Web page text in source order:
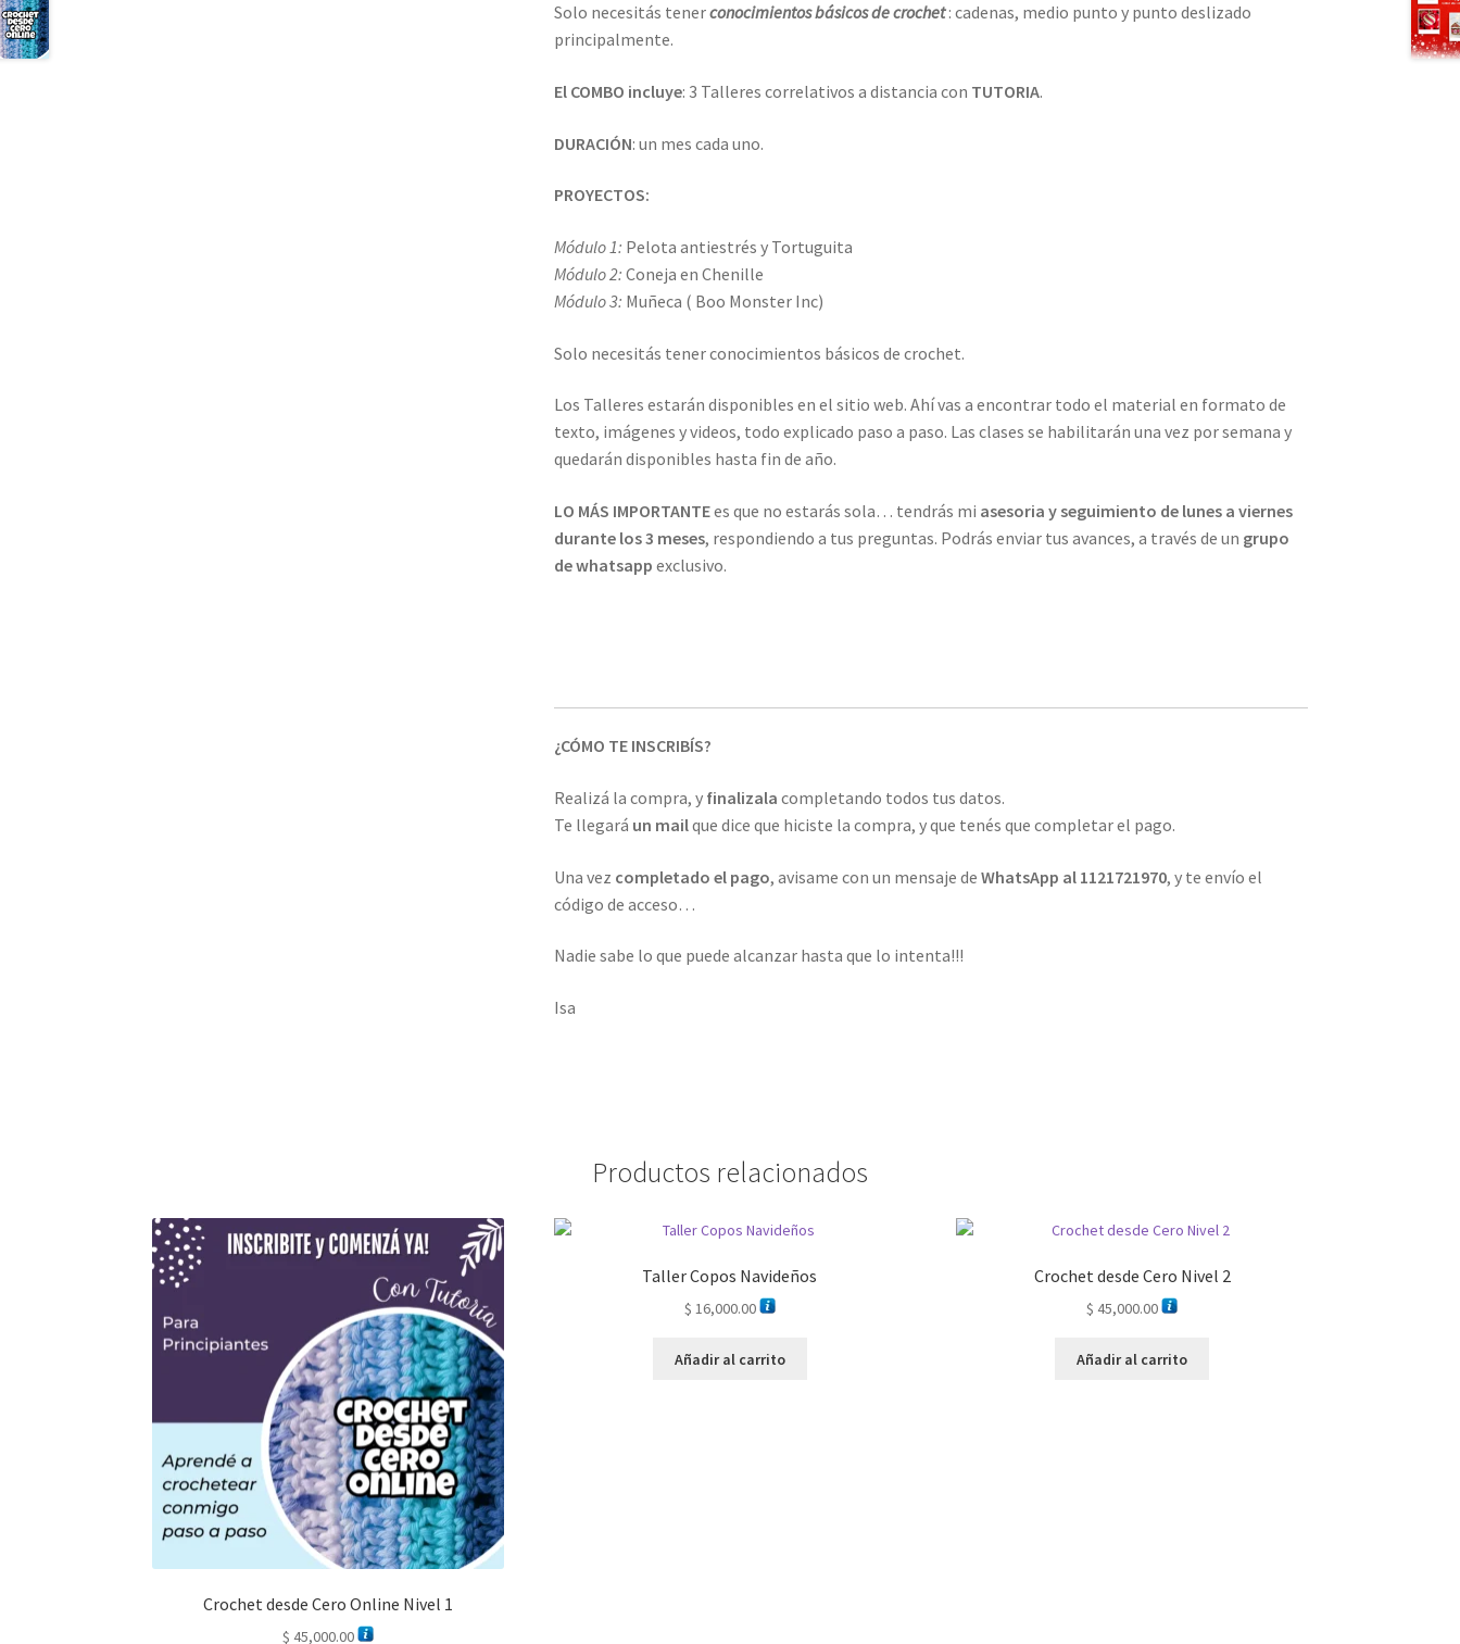
Solo necesitás tenerconocimientos básicos de crochet: cadenas, medio punto y punto deslizado
principalmente.
El COMBO incluye: 3 Talleres correlativos a distancia con TUTORIA.
DURACIÓN: un mes cada uno.
PROYECTOS:
Módulo 1: Pelota antiestrés y Tortuguita
Módulo 2: Coneja en Chenille
Módulo 3: Muñeca ( Boo Monster Inc)
Solo necesitás tener conocimientos básicos de crochet.
Los Talleres estarán disponibles en el sitio web. Ahí vas a encontrar todo el material en formato de
texto, imágenes y videos, todo explicado paso a paso. Las clases se habilitarán una vez por semana y
quedarán disponibles hasta fin de año.
LO MÁS IMPORTANTEes que no estarás sola… tendrás mi asesoria y seguimiento de lunes a viernes
durante los 3 meses, respondiendo a tus preguntas. Podrás enviar tus avances, a través de un grupo
de whatsapp exclusivo.
¿CÓMO TE INSCRIBÍS?
Realizá la compra, y finalizala completando todos tus datos.
Te llegará un mailque dice que hiciste la compra, y que tenés que completar el pago.
Una vez completado el pago, avisame con un mensaje deWhatsApp al 1121721970, y te envío el
código de acceso…
Nadie sabe lo que puede alcanzar hasta que lo intenta!!!
Isa
Productos relacionados
Crochet desde Cero Online Nivel 1
$ 45,000.00
Taller Copos Navideños
$ 16,000.00
Añadir al carrito
Crochet desde Cero Nivel 2
$ 45,000.00
Añadir al carrito